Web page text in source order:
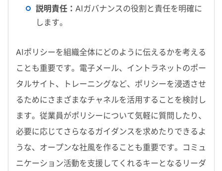
説明責任： AIガバナンスの役割と責任を明確に
します。
AIポリシーを組織全体にどのように伝えるかを考える
ことも重要です。電子メール、イントラネットのポー
タルサイト、トレーニングなど、ポリシーを浸透させ
るためにさまざまなチャネルを活用することを検討し
ます。従業員がポリシーについて気軽に質問したり、
必要に応じてさらなるガイダンスを求めたりできるよ
うな、オープンな社風を作ることも重要です。コミュ
ニケーション活動を支援してくれるキーとなるリーダ